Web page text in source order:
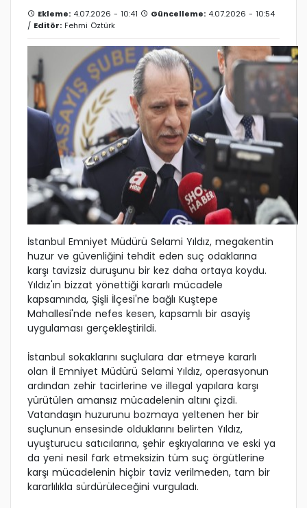
Ekleme: 4.07.2026 - 10:41 Güncelleme: 4.07.2026 - 10:54
/ Editör: Fehmi Öztürk
İstanbul Emniyet Müdürü Selami Yıldız, megakentin
huzur ve güvenliğini tehdit eden suç odaklarına
karşı tavizsiz duruşunu bir kez daha ortaya koydu.
Yıldız'ın bizzat yönettiği kararlı mücadele
kapsamında, Şişli İlçesi'ne bağlı Kuştepe
Mahallesi'nde nefes kesen, kapsamlı bir asayiş
uygulaması gerçekleştirildi.
İstanbul sokaklarını suçlulara dar etmeye kararlı
olan İl Emniyet Müdürü Selami Yıldız, operasyonun
ardından zehir tacirlerine ve illegal yapılara karşı
yürütülen amansız mücadelenin altını çizdi.
Vatandaşın huzurunu bozmaya yeltenen her bir
suçlunun ensesinde olduklarını belirten Yıldız,
uyuşturucu satıcılarına, şehir eşkıyalarına ve eski ya
da yeni nesil fark etmeksizin tüm suç örgütlerine
karşı mücadelenin hiçbir taviz verilmeden, tam bir
kararlılıkla sürdürüleceğini vurguladı.